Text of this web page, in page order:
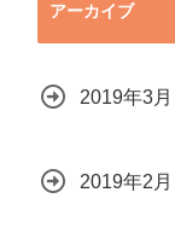
アーカイブ
2019年3月
2019年2月